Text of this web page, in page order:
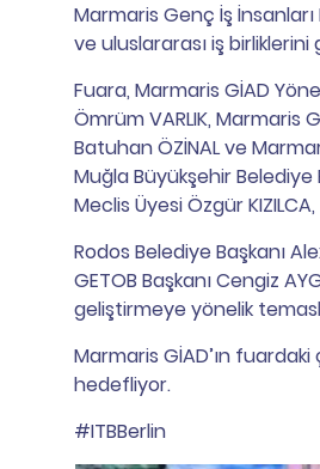
Marmaris Genç İş
ve uluslararası iş
Fuara, Marmaris GİAD
Ömrüm VARLIK, Marmaris
Batuhan ÖZİNAL ve
Muğla Büyükşehir Belediye
Meclis Üyesi Özgür
Rodos Belediye Başkanı
GETOB Başkanı Cengiz
geliştirmeye yönelik
Marmaris GİAD’ın
hedefliyor.
#ITBBerlin